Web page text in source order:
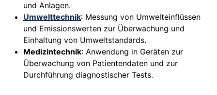
und Anlagen.
Umwelttechnik: Messung von Umwelteinflüssen
und Emissionswerten zur Überwachung und
Einhaltung von Umweltstandards.
Medizintechnik: Anwendung in Geräten zur
Überwachung von Patientendaten und zur
Durchführung diagnostischer Tests.